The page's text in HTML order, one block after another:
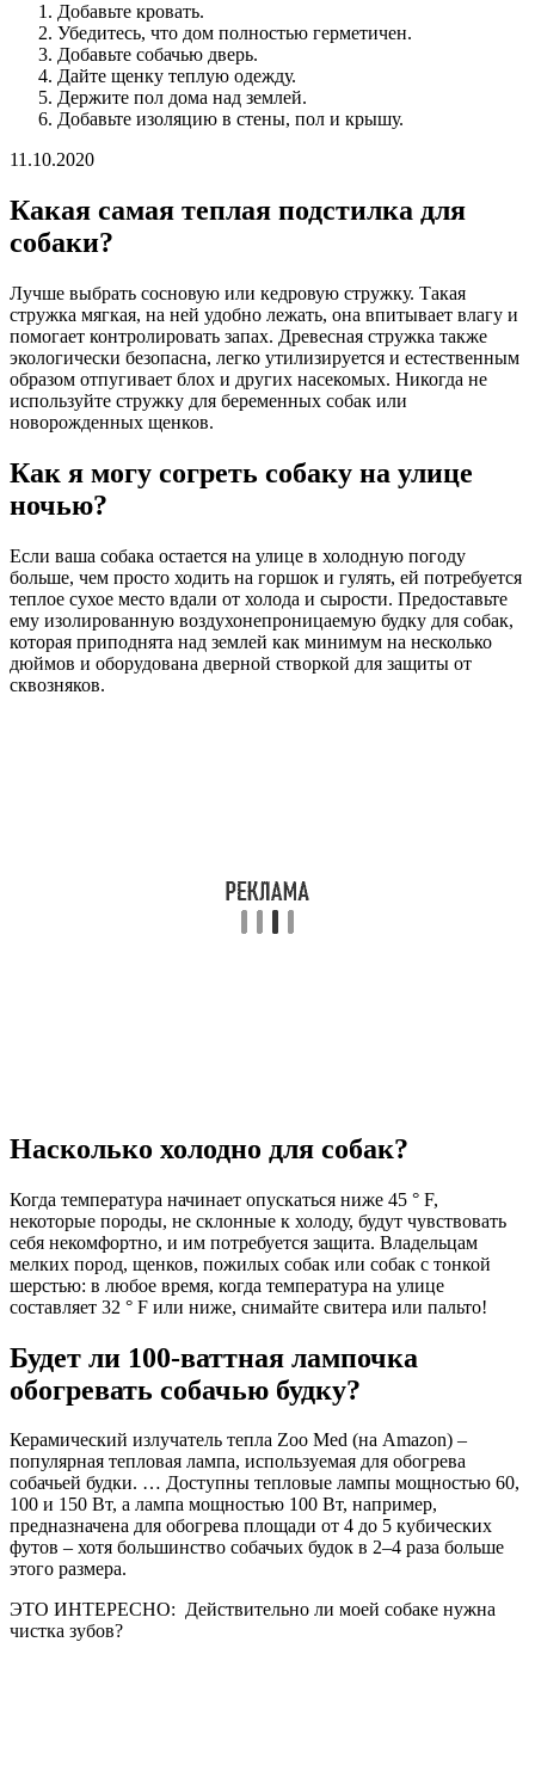
Добавьте кровать.
Убедитесь, что дом полностью герметичен.
Добавьте собачью дверь.
Дайте щенку теплую одежду.
Держите пол дома над землей.
Добавьте изоляцию в стены, пол и крышу.
11.10.2020
Какая самая теплая подстилка для
собаки?
Лучше выбрать сосновую или кедровую стружку. Такая
стружка мягкая, на ней удобно лежать, она впитывает влагу и
помогает контролировать запах. Древесная стружка также
экологически безопасна, легко утилизируется и естественным
образом отпугивает блох и других насекомых. Никогда не
используйте стружку для беременных собак или
новорожденных щенков.
Как я могу согреть собаку на улице
ночью?
Если ваша собака остается на улице в холодную погоду
больше, чем просто ходить на горшок и гулять, ей потребуется
теплое сухое место вдали от холода и сырости. Предоставьте
ему изолированную воздухонепроницаемую будку для собак,
которая приподнята над землей как минимум на несколько
дюймов и оборудована дверной створкой для защиты от
сквозняков.
Насколько холодно для собак?
Когда температура начинает опускаться ниже 45 ° F,
некоторые породы, не склонные к холоду, будут чувствовать
себя некомфортно, и им потребуется защита. Владельцам
мелких пород, щенков, пожилых собак или собак с тонкой
шерстью: в любое время, когда температура на улице
составляет 32 ° F или ниже, снимайте свитера или пальто!
Будет ли 100-ваттная лампочка
обогревать собачью будку?
Керамический излучатель тепла Zoo Med (на Amazon) –
популярная тепловая лампа, используемая для обогрева
собачьей будки. … Доступны тепловые лампы мощностью 60,
100 и 150 Вт, а лампа мощностью 100 Вт, например,
предназначена для обогрева площади от 4 до 5 кубических
футов – хотя большинство собачьих будок в 2–4 раза больше
этого размера.
ЭТО ИНТЕРЕСНО: Действительно ли моей собаке нужна
чистка зубов?